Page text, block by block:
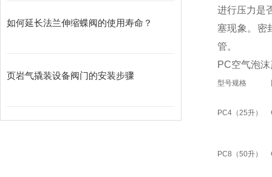
如何延长法兰伸缩蝶阀的使用寿命？
页岩气撬装设备阀门的安装步骤
进行压力是
塞现象。密
管。
PC空气泡
型号规格
PC4（25升）
PC8（50升）